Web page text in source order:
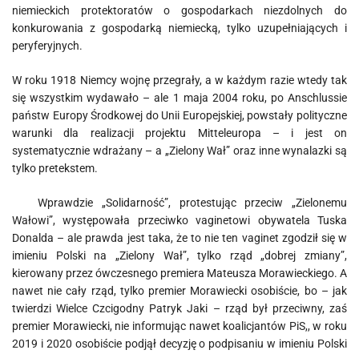
niemieckich protektoratów o gospodarkach niezdolnych do
konkurowania z gospodarką niemiecką, tylko uzupełniających i
peryferyjnych.
W roku 1918 Niemcy wojnę przegrały, a w każdym razie wtedy tak
się wszystkim wydawało – ale 1 maja 2004 roku, po Anschlussie
państw Europy Środkowej do Unii Europejskiej, powstały polityczne
warunki dla realizacji projektu Mitteleuropa – i jest on
systematycznie wdrażany – a „Zielony Wał” oraz inne wynalazki są
tylko pretekstem.
Wprawdzie „Solidarność”, protestując przeciw „Zielonemu
Wałowi”, występowała przeciwko vaginetowi obywatela Tuska
Donalda – ale prawda jest taka, że to nie ten vaginet zgodził się w
imieniu Polski na „Zielony Wał”, tylko rząd „dobrej zmiany”,
kierowany przez ówczesnego premiera Mateusza Morawieckiego. A
nawet nie cały rząd, tylko premier Morawiecki osobiście, bo – jak
twierdzi Wielce Czcigodny Patryk Jaki – rząd był przeciwny, zaś
premier Morawiecki, nie informując nawet koalicjantów PiS,, w roku
2019 i 2020 osobiście podjął decyzję o podpisaniu w imieniu Polski